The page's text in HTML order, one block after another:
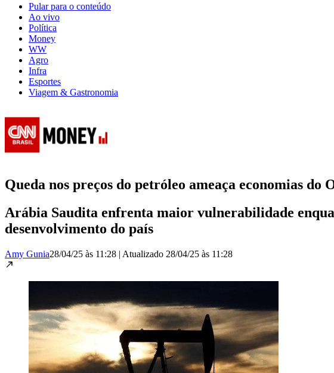
Pular para o conteúdo
Ao vivo
Política
Money
WW
Agro
Infra
Esportes
Viagem & Gastronomia
Queda nos preços do petróleo ameaça economias do
Arábia Saudita enfrenta maior vulnerabilidade
desenvolvimento do país
Amy Gunia28/04/25 às 11:28 | Atualizado 28/04/25 às 11:28